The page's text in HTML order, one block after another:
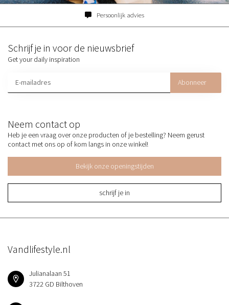
Persoonlijk advies
Neem contact op
Heb je een vraag over onze producten of je bestelling? Neem gerust
contact met ons op of kom langs in onze winkel!
Bekijk onze openingstijden
schrijf je in
Schrijf je in voor de nieuwsbrief
Get your daily inspiration
Abonneer
Vandlifestyle.nl
Julianalaan 51
3722 GD Bilthoven